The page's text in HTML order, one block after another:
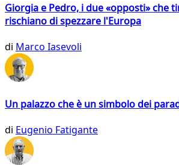
Giorgia e Pedro, i due «opposti» che
rischiano di spezzare l'Europa
di Marco Iasevoli
Un palazzo che è un simbolo dei
di Eugenio Fatigante